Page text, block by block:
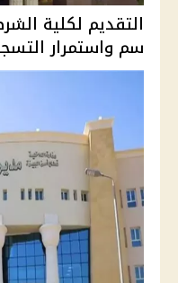
سم واستمرار التسجيل